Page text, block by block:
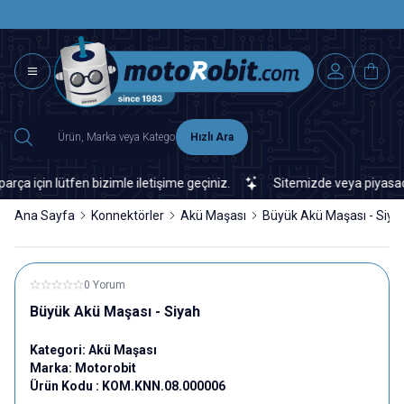
Hızlı Ara
için lütfen bizimle iletişime geçiniz. Sitemizde veya piyasada
Ana Sayfa Konnektörler Akü Maşası Büyük Akü Maşası -
0 Yorum
Büyük Akü Maşası - Siyah
Kategori: Akü Maşası
Marka: Motorobit
Ürün Kodu : KOM.KNN.08.000006